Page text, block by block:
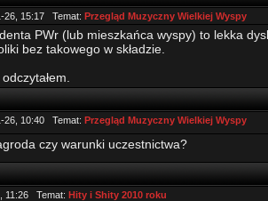
26, 15:17 Temat: Przegląd Muzyczny Wielkiej Wyspy
PWr (lub mieszkańca wyspy) to lekka
bez takowego w składzie.
26, 10:40 Temat: Przegląd Muzyczny Wielkiej Wyspy
czy warunki uczestnictwa?
11:26 Temat: Hity i Shity 2010 roku